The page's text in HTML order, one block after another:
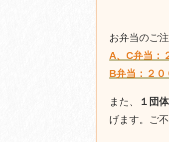
お弁当のご
A、C弁当：
B弁当：２
また、 １団
げます。ご